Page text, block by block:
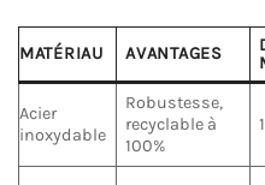
MATÉRIAU AVANTAGES
Acier
inoxydable
Robustesse,
recyclable à
100%